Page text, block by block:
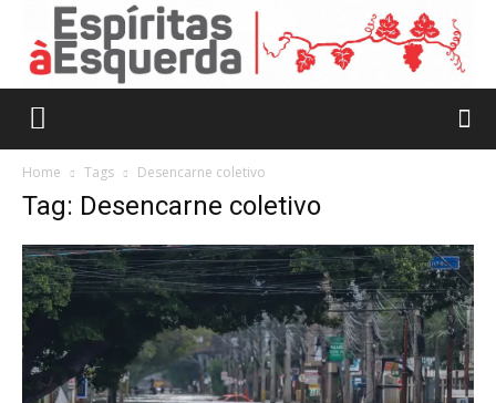
Home Tags Desencarne coletivo
Tag: Desencarne coletivo